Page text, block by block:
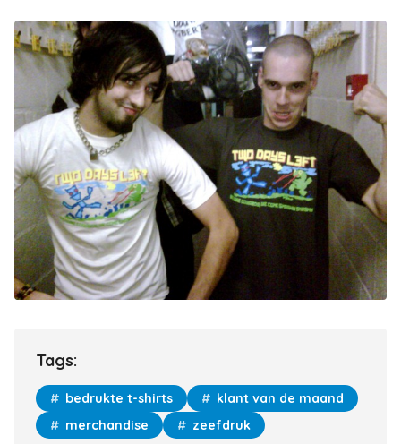
Tags:
bedrukte t-shirts
klant van de maand
merchandise
zeefdruk